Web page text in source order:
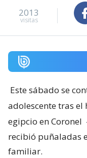
2013
visitas
Este sábado se
adolescente tras
egipcio en Coronel
recibió puñaladas
familiar.